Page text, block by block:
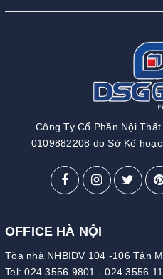
Công Ty Cổ Phần Nội
0109882208 do Sở Kế
OFFICE HÀ NỘI
Tòa nhà NHBIDV 104 -106 Tân
Tel:024.3556.9801 -